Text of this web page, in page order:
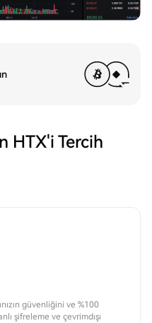
HTX'i Tercih
güvenliğini ve %100
şifreleme ve çevrimdışı